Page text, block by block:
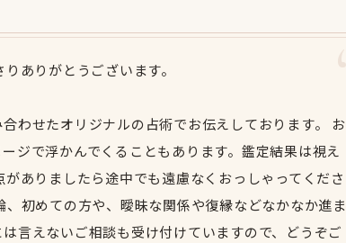
ありがとうございます。
わせたオリジナルの占術でお伝えしております。 お
ジで浮かんでくることもあります。鑑定結果は視え
ありましたら途中でも遠慮なくおっしゃってくださ
初めての方や、曖昧な関係や復縁などなかなか進ま
言えないご相談も受け付けていますので、どうぞご